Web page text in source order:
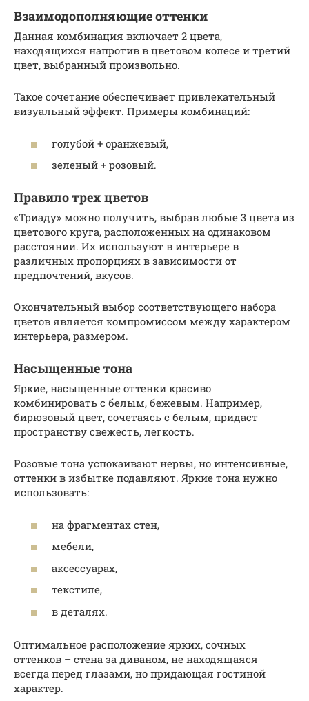
Взаимодополняющие оттенки
Данная комбинация включает 2 цвета,
находящихся напротив в цветовом колесе и третий
цвет, выбранный произвольно.
Такое сочетание обеспечивает привлекательный
визуальный эффект. Примеры комбинаций:
голубой + оранжевый,
зеленый + розовый.
Правило трех цветов
«Триаду» можно получить, выбрав любые 3 цвета из
цветового круга, расположенных на одинаковом
расстоянии. Их используют в интерьере в
различных пропорциях в зависимости от
предпочтений, вкусов.
Окончательный выбор соответствующего набора
цветов является компромиссом между характером
интерьера, размером.
Насыщенные тона
Яркие, насыщенные оттенки красиво
комбинировать с белым, бежевым. Например,
бирюзовый цвет, сочетаясь с белым, придаст
пространству свежесть, легкость.
Розовые тона успокаивают нервы, но интенсивные,
оттенки в избытке подавляют. Яркие тона нужно
использовать:
на фрагментах стен,
мебели,
аксессуарах,
текстиле,
в деталях.
Оптимальное расположение ярких, сочных
оттенков – стена за диваном, не находящаяся
всегда перед глазами, но придающая гостиной
характер.